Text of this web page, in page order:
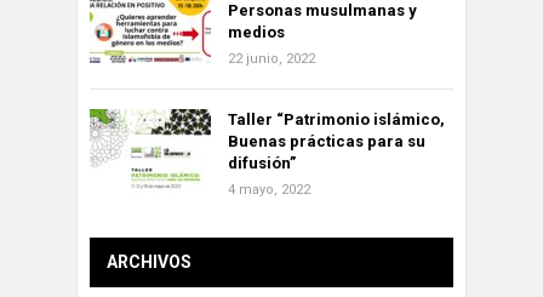
Personas musulmanas y
medios
22 junio, 2022
Taller “Patrimonio islámico,
Buenas prácticas para su
difusión”
4 mayo, 2022
ARCHIVOS